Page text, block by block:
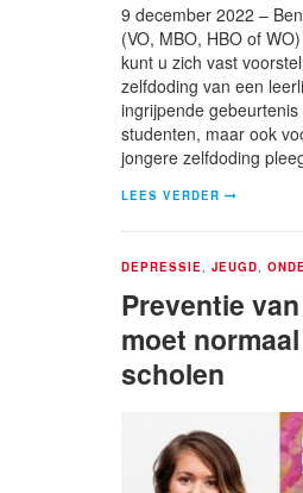
9 december 2022 –
(VO, MBO, HBO of
kunt u zich vast
zelfdoding van een
ingrijpende
studenten, maar ook
jongere zelfdoding
LEES VERDER
DEPRESSIE JEUGD
Preventie
moet
scholen